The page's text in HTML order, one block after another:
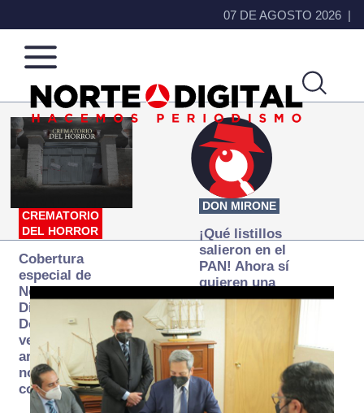
07 DE AGOSTO 2026
Norte
de
Ciudad
Más
que
noticias,
hacemos periodismo
CREMATORIO
DEL HORROR
Cobertura
especial de
Norte
Digital:
Donde la
verdad
arde… pero
no se
consume
DON MIRONE
¡Qué listillos
salieron en el
PAN! Ahora sí
quieren una
Fiscalía
transexenal